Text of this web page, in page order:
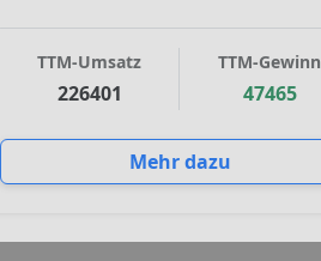
TTM-Umsatz
226401
TTM-Gewinn
47465
Mehr dazu